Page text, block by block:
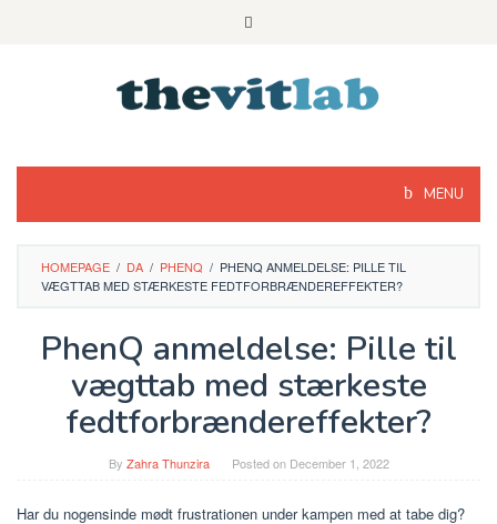
MENU
HOMEPAGE / DA / PHENQ / PHENQ ANMELDELSE: PILLE TIL
VÆGTTAB MED STÆRKESTE FEDTFORBRÆNDEREFFEKTER?
PhenQ anmeldelse: Pille til
vægttab med stærkeste
fedtforbrændereffekter?
By Zahra Thunzira Posted on December 1, 2022
Har du nogensinde mødt frustrationen under kampen med at tabe dig?